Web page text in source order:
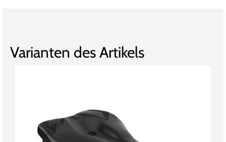
Varianten des Artikels